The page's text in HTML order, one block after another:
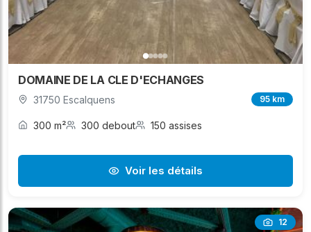
DOMAINE DE LA CLE D'ECHANGES
31750 Escalquens 95 km
300 m² 300 debout 150 assises
Voir les détails
12